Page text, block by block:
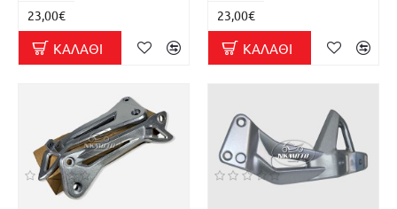
23,00€
ΚΑΛΆΘΙ
23,00€
ΚΑΛΆΘΙ